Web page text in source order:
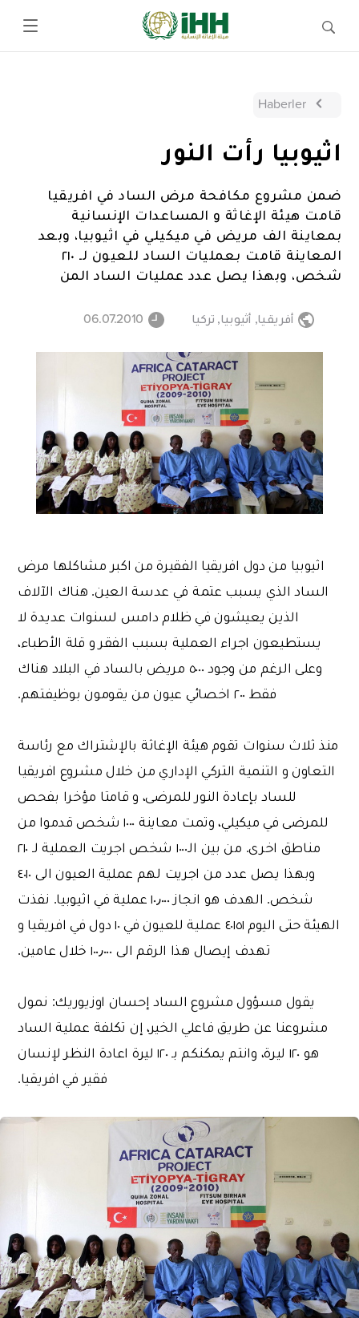
Haberler
اثيوبيا رأت النور
ضمن مشروع مكافحة مرض الساد في افريقيا
قامت هيئة الإغاثة و المساعدات الإنسانية
بمعاينة الف مريض في ميكيلي في اثيوبيا، وبعد
المعاينة قامت بعمليات الساد للعيون لـ ٢١٠
شخص، وبهذا يصل عدد عمليات الساد المن
أفريقيا, أثيوبيا, تركيا 06.07.2010
اثيوبيا من دول افريقيا الفقيرة من اكبر مشاكلها مرض
الساد الذي يسبب عتمة في عدسة العين. هناك الآلاف
الذين يعيشون في ظلام دامس لسنوات عديدة لا
يستطيعون اجراء العملية بسبب الفقر و قلة الأطباء،
وعلى الرغم من وجود ٥٠٠٠ مريض بالساد في البلاد هناك
فقط ٢٠٠ اخصائي عيون من يقومون بوظيفتهم.
منذ ثلاث سنوات تقوم هيئة الإغاثة بالإشتراك مع رئاسة
التعاون و التنمية التركي الإداري من خلال مشروع افريقيا
للساد بإعادة النور للمرضى، و قامتا مؤخرا بفحص
للمرضى في ميكيلي، وتمت معاينة ١٠٠٠ شخص قدموا من
مناطق اخرى. من بين الـ١٠٠٠ شخص اجريت العملية لـ ٢١٠
وبهذا يصل عدد من اجريت لهم عملية العيون الى ٤٠١٠
شخص. الهدف هو انجاز ١٠٫٠٠٠ عملية في اثيوبيا. نفذت
الهيئة حتى اليوم ٤٠١٥١ عملية للعيون في ١٠ دول في افريقيا و
تهدف إيصال هذا الرقم الى ١٠٠٫٠٠٠ خلال عامين.
يقول مسؤول مشروع الساد إحسان اوزيوريك: نمول
مشروعنا عن طريق فاعلي الخير، إن تكلفة عملية الساد
هو ١٢٠ ليرة، وانتم يمكنكم بـ ١٢٠ ليرة اعادة النظر لإنسان
فقير في افريقيا.